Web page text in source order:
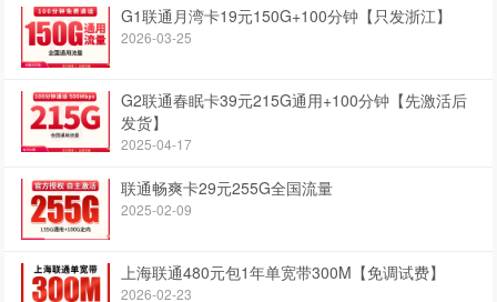
G1联通月湾卡19元150G+100分钟【只发浙江】
2026-03-25
G2联通春眠卡39元215G通用+100分钟【先激活后
发货】
2025-04-17
联通畅爽卡29元255G全国流量
2025-02-09
上海联通480元包1年单宽带300M【免调试费】
2026-02-23